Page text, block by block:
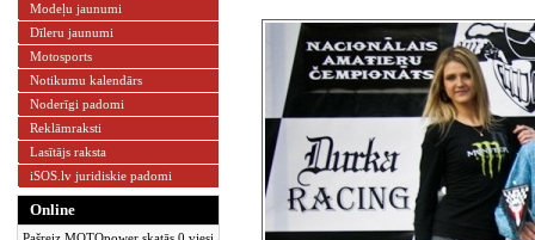
Modeļu jaunumi
Dīleru jaunumi
Motosports
Notikumu kalendārs
Noderīgi padomi
Reklāmraksti
Lasītājs raksta
iSOS.lv juridiskie padomi
Online